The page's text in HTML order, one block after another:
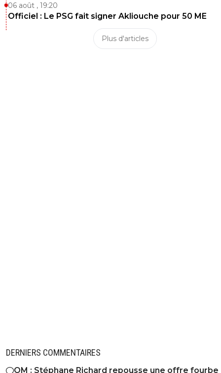
06 août , 19:20
Officiel : Le PSG fait signer Akliouche pour 50 ME
Plus d'articles
DERNIERS COMMENTAIRES
OM : Stéphane Richard repousse une offre fourbe